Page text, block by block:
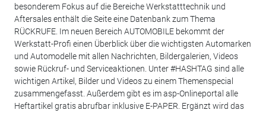
besonderem Fokus auf die Bereiche Werkstatttechnik und
Aftersales enthält die Seite eine Datenbank zum Thema
RÜCKRUFE. Im neuen Bereich AUTOMOBILE bekommt der
Werkstatt-Profi einen Überblick über die wichtigsten Automarken
und Automodelle mit allen Nachrichten, Bildergalerien, Videos
sowie Rückruf- und Serviceaktionen. Unter #HASHTAG sind alle
wichtigen Artikel, Bilder und Videos zu einem Themenspecial
zusammengefasst. Außerdem gibt es im asp-Onlineportal alle
Heftartikel gratis abrufbar inklusive E-PAPER. Ergänzt wird das